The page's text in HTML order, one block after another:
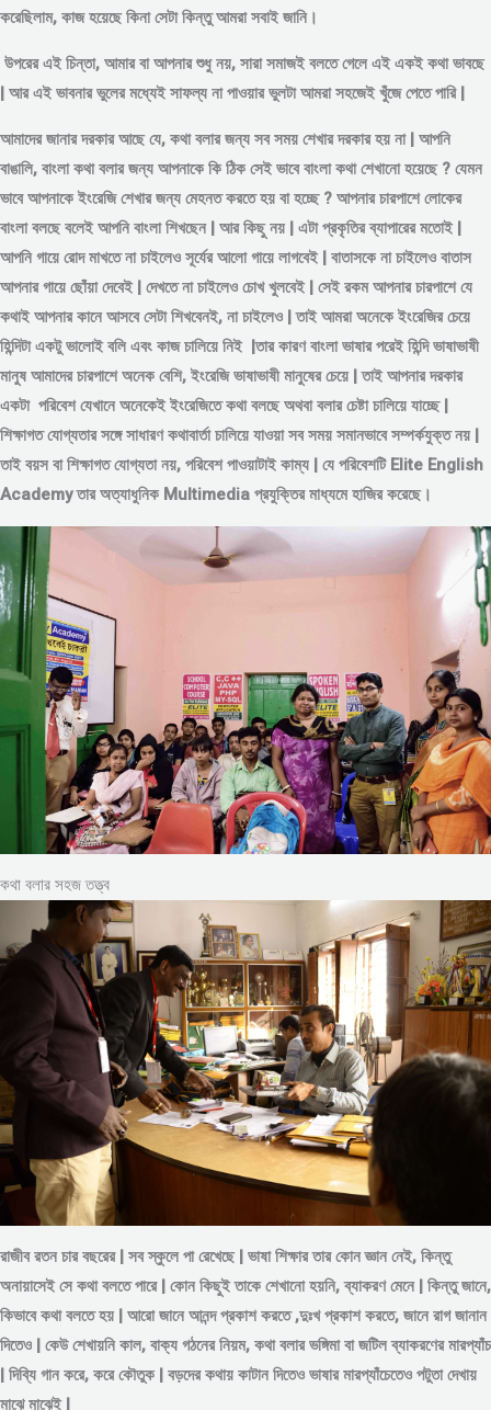
করেছিলাম, কাজ হয়েছে কিনা সেটা কিন্তু আমরা সবাই জানি।
উপরের এই চিন্তা, আমার বা আপনার শুধু নয়, সারা সমাজই বলতে গেলে এই একই কথা ভাবছে
| আর এই ভাবনার ভুলের মধ্যেই সাফল্য না পাওয়ার ভুলটা আমরা সহজেই খুঁজে পেতে পারি |
আমাদের জানার দরকার আছে যে, কথা বলার জন্য সব সময় শেখার দরকার হয় না | আপনি
বাঙালি, বাংলা কথা বলার জন্য আপনাকে কি ঠিক সেই ভাবে বাংলা কথা শেখানো হয়েছে ? যেমন
ভাবে আপনাকে ইংরেজি শেখার জন্য মেহনত করতে হয় বা হচ্ছে ? আপনার চারপাশে লোকের
বাংলা বলছে বলেই আপনি বাংলা শিখছেন | আর কিছু নয় | এটা প্রকৃতির ব্যাপারের মতোই |
আপনি গায়ে রোদ মাখতে না চাইলেও সূর্যের আলো গায়ে লাগবেই | বাতাসকে না চাইলেও বাতাস
আপনার গায়ে ছোঁয়া দেবেই | দেখতে না চাইলেও চোখ খুলবেই | সেই রকম আপনার চারপাশে যে
কথাই আপনার কানে আসবে সেটা শিখবেনই, না চাইলেও | তাই আমরা অনেকে ইংরেজির চেয়ে
হিন্দিটা একটু ভালোই বলি এবং কাজ চালিয়ে নিই |তার কারণ বাংলা ভাষার পরেই হিন্দি ভাষাভাষী
মানুষ আমাদের চারপাশে অনেক বেশি, ইংরেজি ভাষাভাষী মানুষের চেয়ে | তাই আপনার দরকার
একটা পরিবেশ যেখানে অনেকেই ইংরেজিতে কথা বলছে অথবা বলার চেষ্টা চালিয়ে যাচ্ছে |
শিক্ষাগত যোগ্যতার সঙ্গে সাধারণ কথাবার্তা চালিয়ে যাওয়া সব সময় সমানভাবে সম্পর্কযুক্ত নয় |
তাই বয়স বা শিক্ষাগত যোগ্যতা নয়, পরিবেশ পাওয়াটাই কাম্য | যে পরিবেশটি Elite English
Academy তার অত্যাধুনিক Multimedia প্রযুক্তির মাধ্যমে হাজির করেছে।
কথা বলার সহজ তত্ত্ব
রাজীব রতন চার বছরের | সব স্কুলে পা রেখেছে | ভাষা শিক্ষার তার কোন জ্ঞান নেই, কিন্তু
অনায়াসেই সে কথা বলতে পারে | কোন কিছুই তাকে শেখানো হয়নি, ব্যাকরণ মেনে | কিন্তু জানে,
কিভাবে কথা বলতে হয় | আরো জানে আনন্দ প্রকাশ করতে ,দুঃখ প্রকাশ করতে, জানে রাগ জানান
দিতেও | কেউ শেখায়নি কাল, বাক্য গঠনের নিয়ম, কথা বলার ভঙ্গিমা বা জটিল ব্যাকরণের মারপ্যাঁচ
| দিব্যি গান করে, করে কৌতুক | বড়দের কথায় কাটান দিতেও ভাষার মারপ্যাঁচেতেও পটুতা দেখায়
মাঝে মাঝেই |